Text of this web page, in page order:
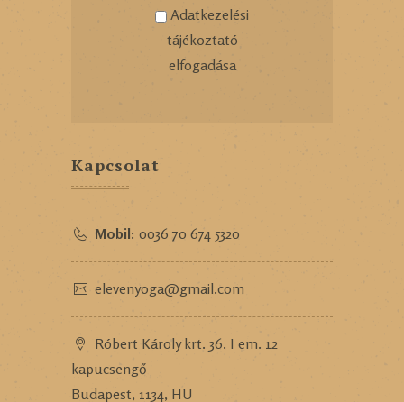
Adatkezelési
tájékoztató
elfogadása
Kapcsolat
Mobil: 0036 70 674 5320
elevenyoga@gmail.com
Róbert Károly krt. 36. I em. 12
kapucsengő
Budapest, 1134, HU